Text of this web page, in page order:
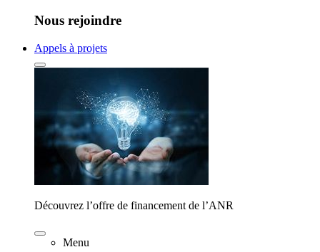
Nous rejoindre
Appels à projets
Découvrez l’offre de financement de l’ANR
Menu